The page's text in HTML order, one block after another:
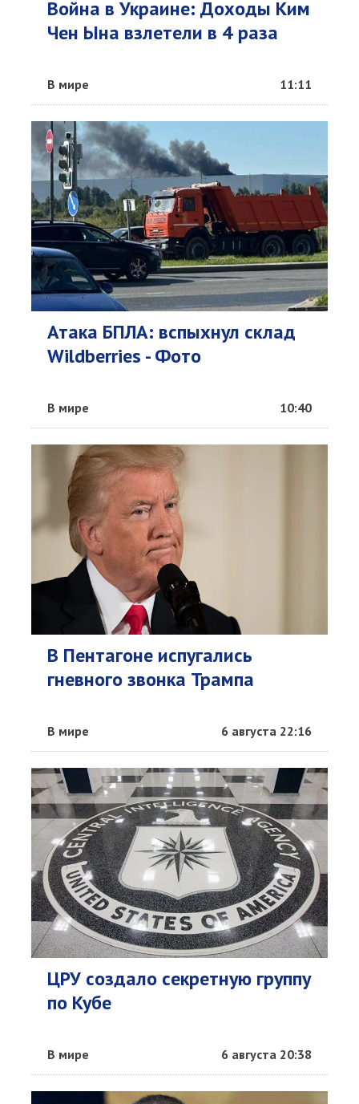
Война в Украине: Доходы Ким
Чен Ына взлетели в 4 раза
В мире 11:11
Атака БПЛА: вспыхнул склад
Wildberries - Фото
В мире 10:40
В Пентагоне испугались
гневного звонка Трампа
В мире 6 августа 22:16
ЦРУ создало секретную группу
по Кубе
В мире 6 августа 20:38